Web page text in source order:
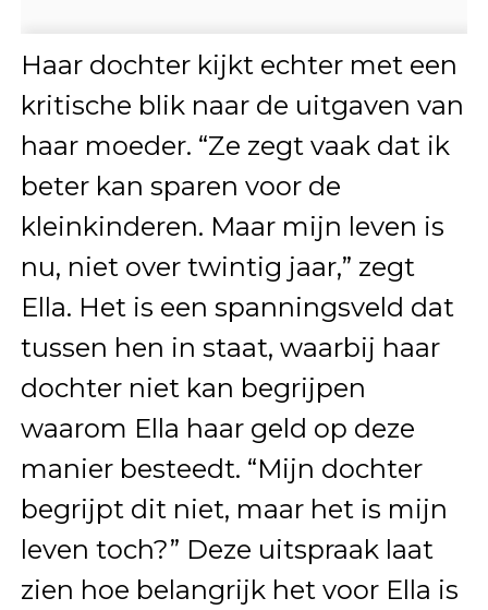
Haar dochter kijkt echter met een
kritische blik naar de uitgaven van
haar moeder. “Ze zegt vaak dat ik
beter kan sparen voor de
kleinkinderen. Maar mijn leven is
nu, niet over twintig jaar,” zegt
Ella. Het is een spanningsveld dat
tussen hen in staat, waarbij haar
dochter niet kan begrijpen
waarom Ella haar geld op deze
manier besteedt. “Mijn dochter
begrijpt dit niet, maar het is mijn
leven toch?” Deze uitspraak laat
zien hoe belangrijk het voor Ella is